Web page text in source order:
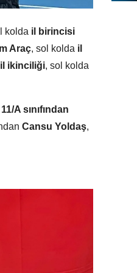
kolda il birincisi
Araç, sol kolda il
il ikinciliği, sol kolda
11/A sınıfından
Cansu Yoldaş,